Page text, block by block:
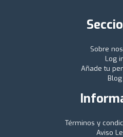
Sobre
Log
Añade tu
Blog
Términos y
Aviso